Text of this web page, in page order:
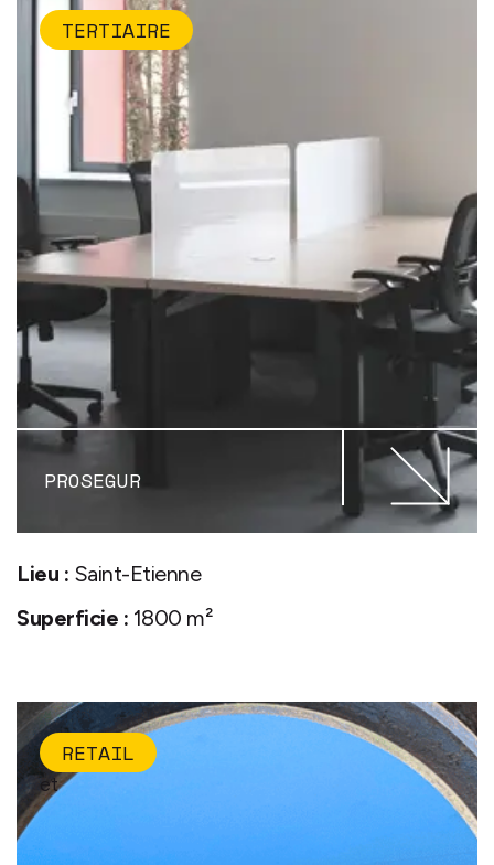
TERTIAIRE
PROSEGUR
Lieu : Saint-Etienne
Superficie : 1800 m²
RETAIL
et